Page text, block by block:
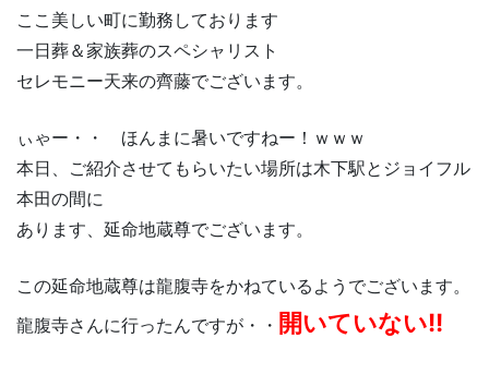
ここ美しい町に勤務しております
一日葬＆家族葬のスペシャリスト
セレモニー天来の齊藤でございます。
ぃゃー・・ ほんまに暑いですねー！ｗｗｗ
本日、ご紹介させてもらいたい場所は木下駅とジョイフル
本田の間に
あります、延命地蔵尊でございます。
この延命地蔵尊は龍腹寺をかねているようでございます。
龍腹寺さんに行ったんですが・・ 開いていない!!